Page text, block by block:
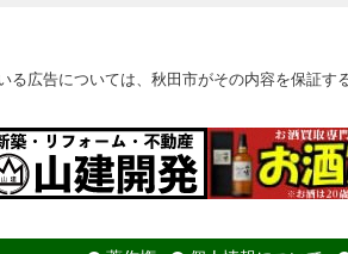
る広告については、秋田市がその内容を保証す